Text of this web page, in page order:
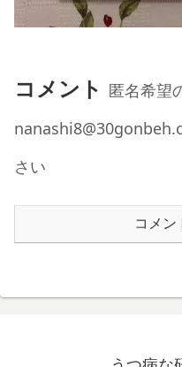
コメント 匿名希望
さい
コメン